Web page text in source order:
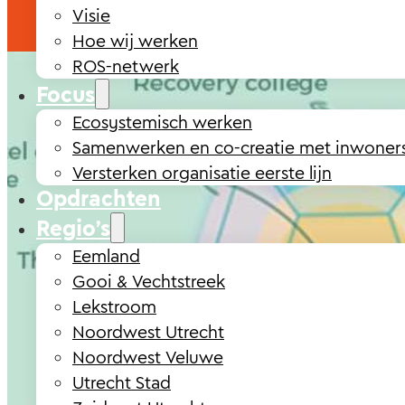
Visie
Hoe wij werken
ROS-netwerk
Focus
Ecosystemisch werken
Samenwerken en co-creatie met
Versterken organisatie eerste lijn
Opdrachten
Regio’s
Eemland
Gooi & Vechtstreek
Lekstroom
Noordwest Utrecht
Noordwest Veluwe
Utrecht Stad